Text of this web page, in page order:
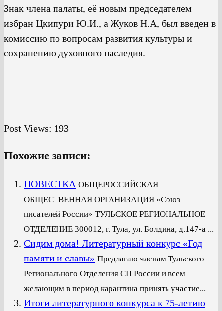
Знак члена палаты, её новым председателем
избран Цкипури Ю.И., а Жуков Н.А, был введен в
комиссию по вопросам развития культуры и
сохранению духовного наследия.
Post Views: 193
Похожие записи:
ПОВЕСТКА ОБЩЕРОССИЙСКАЯ
ОБЩЕСТВЕННАЯ ОРГАНИЗАЦИЯ «Союз
писателей России» ТУЛЬСКОЕ РЕГИОНАЛЬНОЕ
ОТДЕЛЕНИЕ 300012, г. Тула, ул. Болдина, д.147-а ...
Сидим дома! Литературный конкурс «Год
памяти и славы» Предлагаю членам Тульского
Регионального Отделения СП России и всем
желающим в период карантина принять участие...
Итоги литературного конкурса к 75-летию